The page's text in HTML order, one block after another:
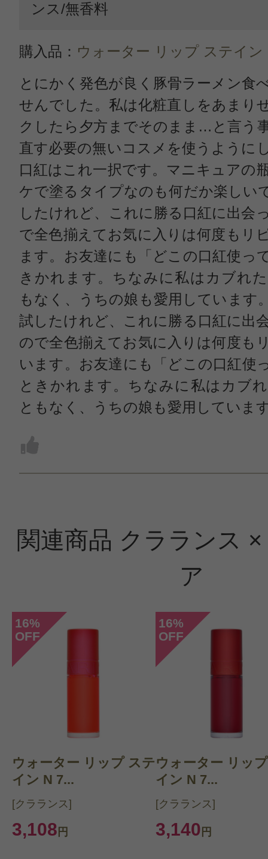
ンス/無香料
購入品： ウォーター リップ ステイン
とにかく発色が良く豚骨ラーメン食
せんでした。私は化粧直しをあまり
クしたら夕方までそのまま…と言う
直す必要の無いコスメを使うように
口紅はこれ一択です。マニキュアの
ケで塗るタイプなのも何だか楽しい
したけれど、これに勝る口紅に出会
で全色揃えてお気に入りは何度もリ
ます。お友達にも「どこの口紅使っ
きかれます。ちなみに私はカブれ
もなく、うちの娘も愛用しています
試したけれど、これに勝る口紅に出
ので全色揃えてお気に入りは何度も
います。お友達にも「どこの口紅使
ときかれます。ちなみに私はカブ
ともなく、うちの娘も愛用していま
関連商品 クラランス
ア
16%
OFF
ウォーター リップ ステ
イン N 7...
[クラランス]
3,108 円
16%
OFF
ウォーター リッ
イン N 7...
[クラランス]
3,140 円